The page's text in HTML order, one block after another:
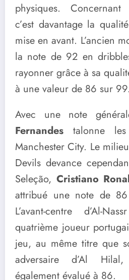
physiques. Concernant
c’est davantage la
mise en avant. L’ancien
la note de 92 en
rayonner grâce à sa
à une valeur de 86 sur 99.
Avec une note
Fernandes talonne
Manchester City. Le
Devils devance
Seleção, Cristiano
attribué une note de
L’avant-centre d’Al-
quatrième joueur
jeu, au même titre que
adversaire d’Al
également évalué à 86.